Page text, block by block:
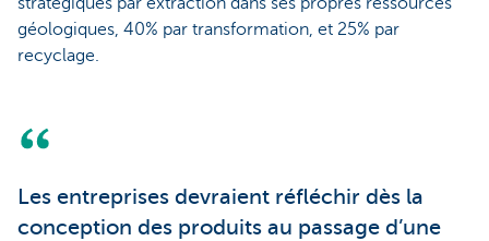
géologiques, 40% par transformation, et 25% par
recyclage.
Les entreprises devraient réfléchir dès la
conception des produits au passage d’une